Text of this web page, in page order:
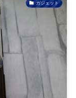
ガジェット